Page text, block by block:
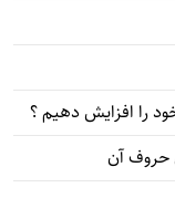
را افزایش دهیم ؟
حروف آن